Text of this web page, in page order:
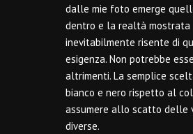
dalle mie foto emerge
dentro e la realtà mostrata
inevitabilmente risente di
esigenza. Non potrebbe
altrimenti. La semplice
bianco e nero rispetto al
assumere allo scatto delle
diverse.